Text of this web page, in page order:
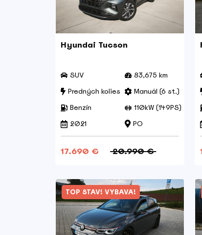
Hyundai Tucson
SUV
83,675 km
Predných kolies
Manuál (6 st.)
Benzín
110kW (149PS)
2021
PO
17.690 € 20.990 €
TOP STAV! VYBAVA!